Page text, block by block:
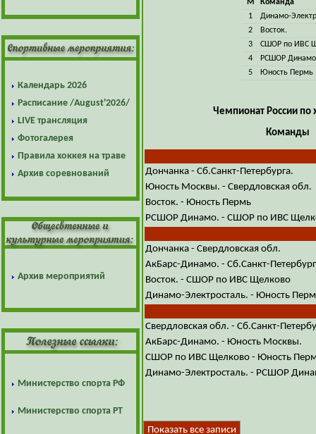
Календарь 2026
Расписание /August'2026/
LIVE трансляция
Фотогалерея
Правила хоккея на траве
Архив соревнований
Архив мероприятий
Министерство спорта РФ
Министерство спорта РТ
М
Команда
1
Динамо-
2
Восток.
3
СШОР по ИВС
4
РСШОР
5
Юность Пермь
Чемпионат России по
Команды
Дончанка - Сб.Санкт-Петербурга.
Юность Москвы. - Свердловская обл.
Восток. - Юность Пермь
РСШОР Динамо. - СШОР по ИВС
Дончанка - Свердловская обл.
АкБарс-Динамо. - Сб.Санкт-
Восток. - СШОР по ИВС Щелково
Динамо-Электросталь. - Юность
Свердловская обл. - Сб.Санкт-
АкБарс-Динамо. - Юность Москвы.
СШОР по ИВС Щелково - Юность
Динамо-Электросталь. - РСШОР
Показать все записи